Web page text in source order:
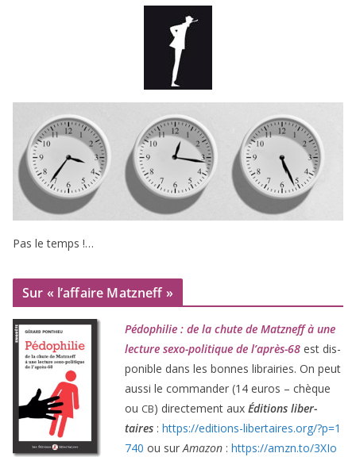
Pas le temps !…
Sur « l’affaire Matzneff »
Pédophilie : de la chute de Matzneff à une
lec­ture sexo-poli­tique de l’après-68 est dis­
po­nible dans les bonnes librai­ries. On peut
aus­si le com­man­der (14 euros – chèque
ou CB) direc­te­ment aux Éditions liber­
taires : https://​edi​tions​-liber​taires​.org/​?​p​=​1
740 ou surAmazon : https://​amzn​.to/​3​X​I​o​